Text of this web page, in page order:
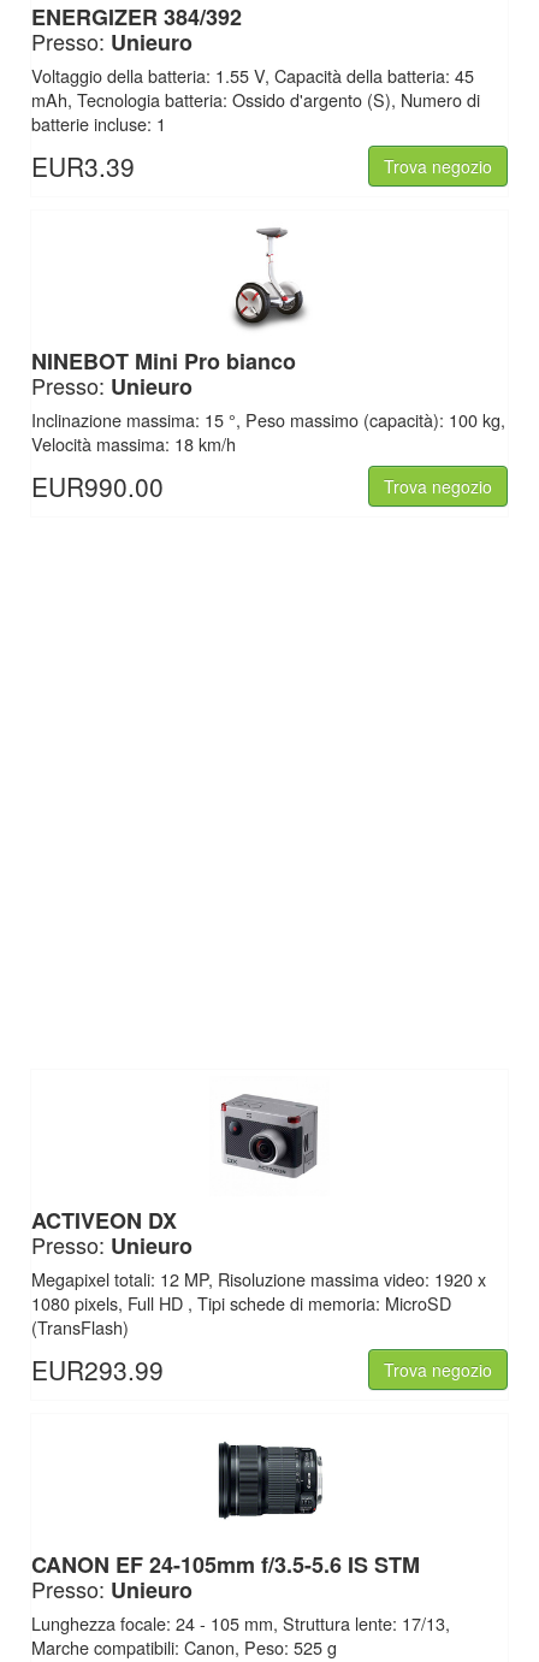
ENERGIZER 384/392
Presso: Unieuro
Voltaggio della batteria: 1.55 V, Capacità della batteria: 45
mAh, Tecnologia batteria: Ossido d'argento (S), Numero di
batterie incluse: 1
EUR3.39 Trova negozio
NINEBOT Mini Pro bianco
Presso: Unieuro
Inclinazione massima: 15 °, Peso massimo (capacità): 100 kg,
Velocità massima: 18 km/h
EUR990.00 Trova negozio
ACTIVEON DX
Presso: Unieuro
Megapixel totali: 12 MP, Risoluzione massima video: 1920 x
1080 pixels, Full HD , Tipi schede di memoria: MicroSD
(TransFlash)
EUR293.99 Trova negozio
CANON EF 24-105mm f/3.5-5.6 IS STM
Presso: Unieuro
Lunghezza focale: 24 - 105 mm, Struttura lente: 17/13,
Marche compatibili: Canon, Peso: 525 g